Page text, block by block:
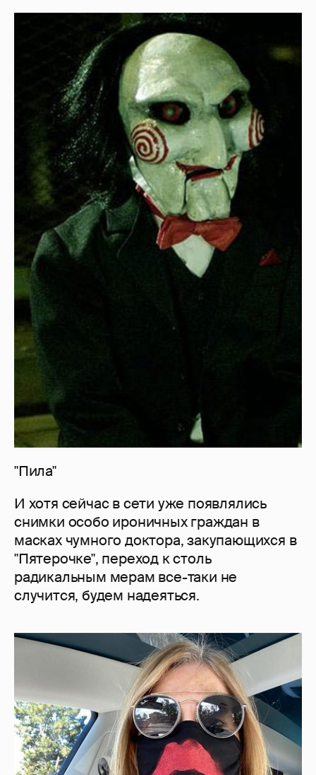
"Пила"
И хотя сейчас в сети уже появлялись
снимки особо ироничных граждан в
масках чумного доктора, закупающихся в
"Пятерочке", переход к столь
радикальным мерам все-таки не
случится, будем надеяться.